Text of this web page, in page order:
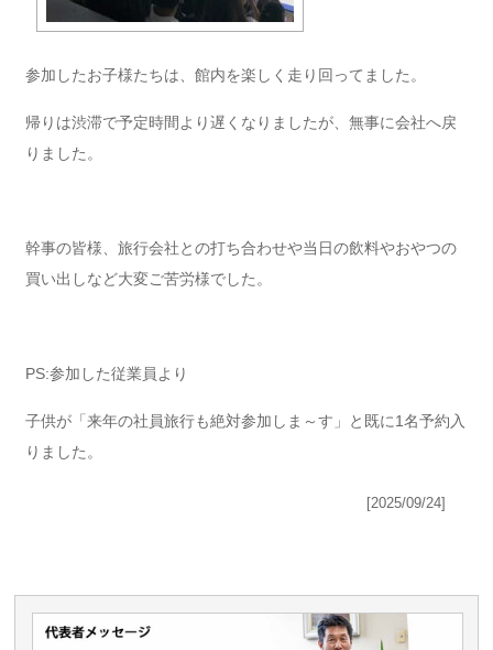
参加したお子様たちは、館内を楽しく走り回ってました。
帰りは渋滞で予定時間より遅くなりましたが、無事に会社へ戻
りました。
幹事の皆様、旅行会社との打ち合わせや当日の飲料やおやつの
買い出しなど大変ご苦労様でした。
PS:参加した従業員より
子供が「来年の社員旅行も絶対参加しま～す」と既に1名予約入
りました。
[2025/09/24]